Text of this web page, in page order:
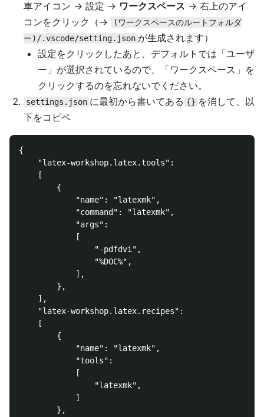
車アイコン → 設定 → ワークスペース → 右上のアイ
コンをクリック（→
(ワークスペースのルートフォルダ
ー)/.vscode/setting.json が生成されます）
設定をクリックしたあと、デフォルトでは「ユーザ
ー」が選択されているので、「ワークスペース」を
クリックするのを忘れないでください。
settings.json に最初から書いてある {} を消して、以
下をコピペ
{
    "latex-workshop.latex.tools":
    [
        {
            "name": "latexmk",
            "command": "latexmk",
            "args":
            [
                "-pdfdvi",
                "%DOC%",
            ],
        },
    ],
    "latex-workshop.latex.recipes":
    [
        {
            "name": "latexmk",
            "tools":
            [
                "latexmk",
            ]
        },